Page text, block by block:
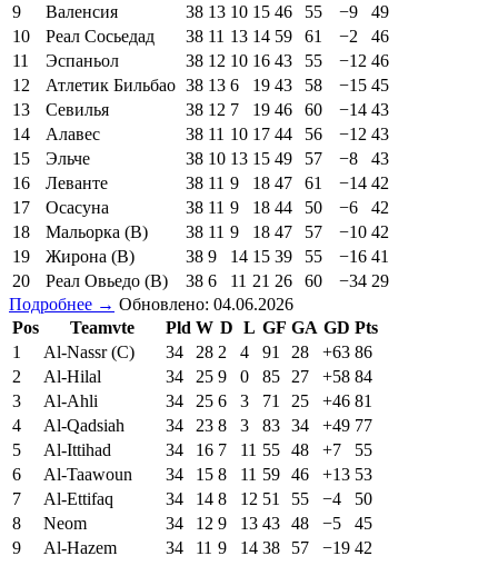
9
Валенсия 38 13 10 15 46 55 −9
49
10
Реал Сосьедад 38 11 13 14 59 61 −2
46
11
Эспаньол 38 12 10 16 43 55 −12 46
12
Атлетик Бильбао 38 13 6 19 43 58 −15 45
13
Севилья 38 12 7 19 46 60 −14 43
14
Алавес 38 11 10 17 44 56 −12 43
15
Эльче 38 10 13 15 49 57 −8
43
16
Леванте 38 11 9 18 47 61 −14 42
17
Осасуна 38 11 9 18 44 50 −6
42
18
Мальорка (В) 38 11 9 18 47 57 −10 42
19
Жирона (В) 38 9 14 15 39 55 −16 41
20
Реал Овьедо (В) 38 6 11 21 26 60 −34 29
Подробнее → Обновлено: 04.06.2026
Pos
Teamvte Pld W D L GF GA GD Pts
1
Al-Nassr (C) 34 28 2 4 91 28 +63 86
2
Al-Hilal 34 25 9 0 85 27 +58 84
3
Al-Ahli 34 25 6 3 71 25 +46 81
4
Al-Qadsiah 34 23 8 3 83 34 +49 77
5
Al-Ittihad 34 16 7 11 55 48 +7
55
6
Al-Taawoun 34 15 8 11 59 46 +13 53
7
Al-Ettifaq 34 14 8 12 51 55 −4
50
8
Neom 34 12 9 13 43 48 −5
45
9
Al-Hazem 34 11 9 14 38 57 −19 42